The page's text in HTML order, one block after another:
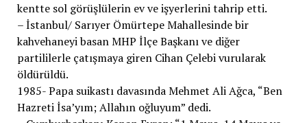
kentte sol görüşlülerin ev ve işyerlerini tahrip etti.
– İstanbul/ Sarıyer Ömürtepe Mahallesinde bir
kahvehaneyi basan MHP İlçe Başkanı ve diğer
partililerle çatışmaya giren Cihan Çelebi vurularak
öldürüldü.
1985- Papa suikastı davasında Mehmet Ali Ağca, “Ben
Hazreti İsa’yım; Allahın oğluyum” dedi.